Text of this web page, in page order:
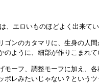
、エロいものほどよく出来てい
ンのカタマリに、生身の人
ように、細部が作りこまれて
ーフ、調整モーフに加え、各
レみたいじゃない？という